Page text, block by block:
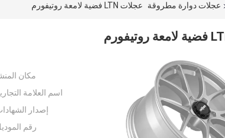
عجلات دوارة مطروقة عجلات LTN فضية لامعة روتيفورم
مكان
اسم العلامة
إصدار
رقم